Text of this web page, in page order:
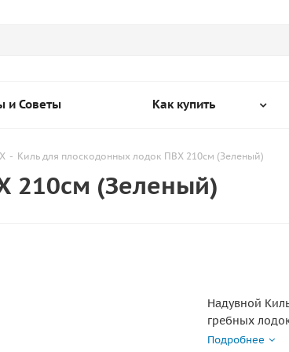
и Советы Как купить
- Киль для плоскодонных лодок ПВХ 210см (Зеленый)
210см (Зеленый)
Надувной
гребных
надутом виде,
Подробнее